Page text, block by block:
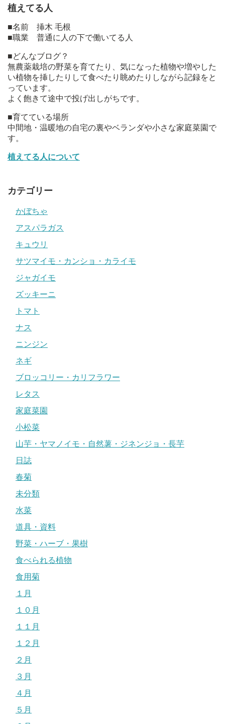
植えてる人
■名前 挿木 毛根
■職業 普通に人の下で働いてる人
■どんなブログ？
無農薬栽培の野菜を育てたり、気になった植物や増やした
い植物を挿したりして食べたり眺めたりしながら記録をと
っています。
よく飽きて途中で投げ出しがちです。
■育てている場所
中間地・温暖地の自宅の裏やベランダや小さな家庭菜園で
す。
植えてる人について
カテゴリー
かぼちゃ
アスパラガス
キュウリ
サツマイモ・カンショ・カライモ
ジャガイモ
ズッキーニ
トマト
ナス
ニンジン
ネギ
ブロッコリー・カリフラワー
レタス
家庭菜園
小松菜
山芋・ヤマノイモ・自然薯・ジネンジョ・長芋
日誌
春菊
未分類
水菜
道具・資料
野菜・ハーブ・果樹
食べられる植物
食用菊
１月
１０月
１１月
１２月
２月
３月
４月
５月